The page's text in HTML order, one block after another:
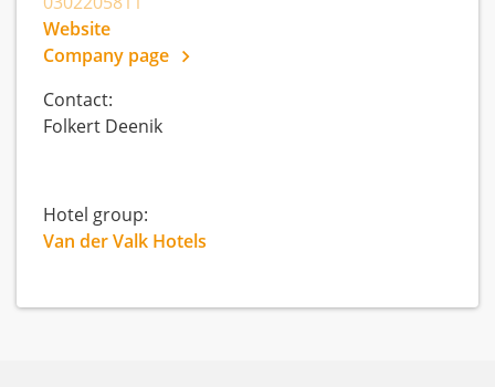
Website
Company page
Contact:
Folkert Deenik
Hotel group:
Van der Valk Hotels